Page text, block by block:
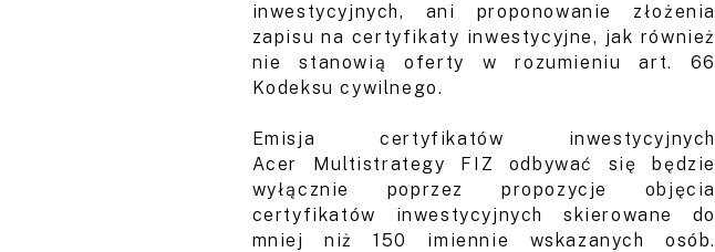
inwestycyjnych, ani proponowanie złożenia
zapisu na certyfikaty inwestycyjne, jak również
nie stanowią oferty w rozumieniu art. 66
Kodeksu cywilnego.
Emisja certyfikatów inwestycyjnych
Acer Multistrategy FIZ odbywać się będzie
wyłącznie poprzez propozycje objęcia
certyfikatów inwestycyjnych skierowane do
mniej niż 150 imiennie wskazanych osób.